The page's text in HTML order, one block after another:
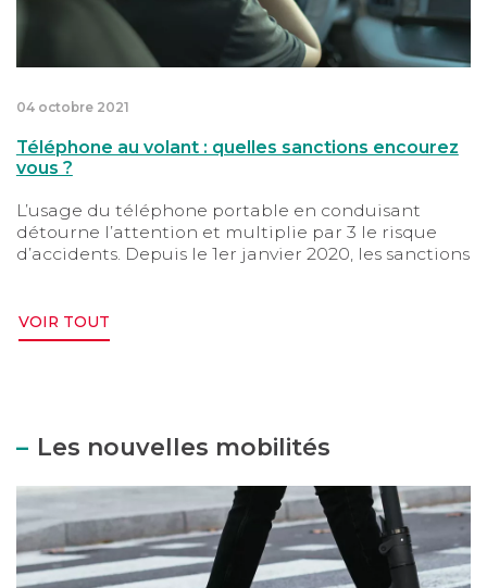
04 octobre 2021
Téléphone au volant : quelles sanctions encourez
vous ?
L’usage du téléphone portable en conduisant
détourne l’attention et multiplie par 3 le risque
d’accidents. Depuis le 1er janvier 2020, les sanctions
VOIR TOUT
Les nouvelles mobilités
Trottinettes électriques et nouvelles mobilités,